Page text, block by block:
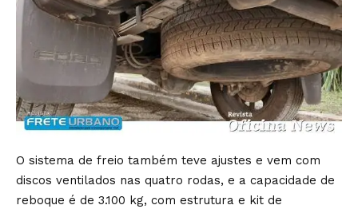
O sistema de freio também teve ajustes e vem com
discos ventilados nas quatro rodas, e a capacidade de
reboque é de 3.100 kg, com estrutura e kit de